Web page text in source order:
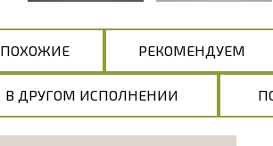
ПОХОЖИЕ РЕКОМЕНДУЕМ
В ДРУГОМ ИСПОЛНЕНИИ